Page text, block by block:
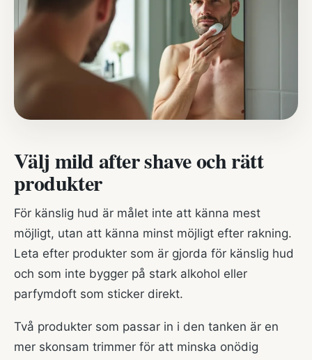
Välj mild after shave och rätt
produkter
För känslig hud är målet inte att känna mest
möjligt, utan att känna minst möjligt efter rakning.
Leta efter produkter som är gjorda för känslig hud
och som inte bygger på stark alkohol eller
parfymdoft som sticker direkt.
Två produkter som passar in i den tanken är en
mer skonsam trimmer för att minska onödig